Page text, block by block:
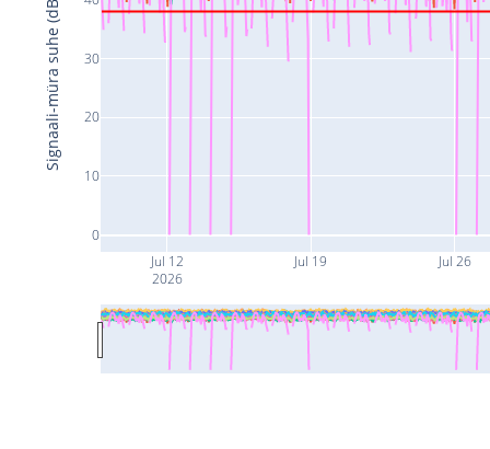
Jul 12
2026
Jul 19 Jul 26
0
10
20
30
Signaali-müra suhe (dB)